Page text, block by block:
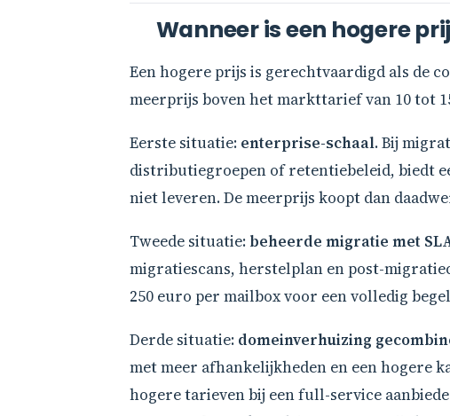
Wanneer is een hogere
Een hogere prijs is gerechtvaardigd als de
meerprijs boven het markttarief van 10 tot
Eerste situatie: enterprise-schaal. Bij
distributiegroepen of retentiebeleid, biedt
niet leveren. De meerprijs koopt dan
Tweede situatie: beheerde migratie met
migratiescans, herstelplan en post-
250 euro per mailbox voor een volledig
Derde situatie: domeinverhuizing
met meer afhankelijkheden en een hogere
hogere tarieven bij een full-service